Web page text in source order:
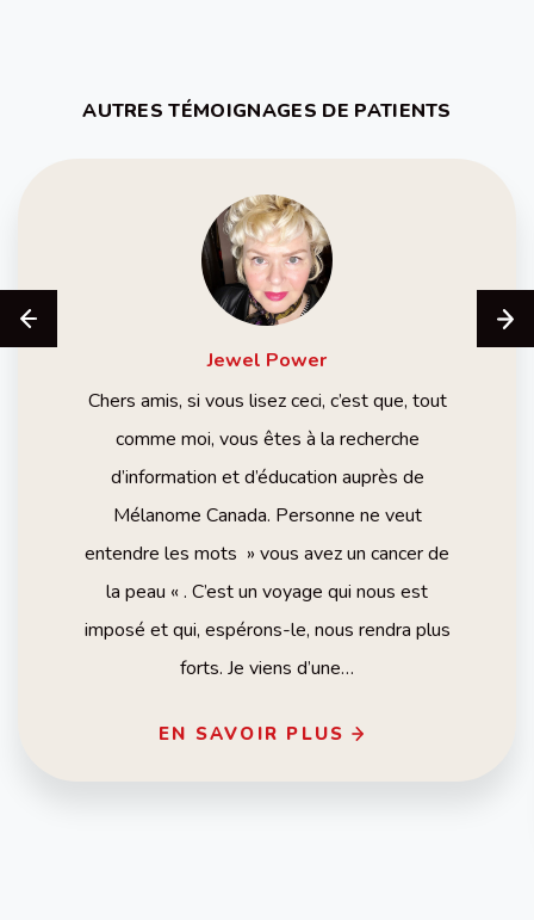
AUTRES TÉMOIGNAGES DE PATIENTS
Jewel Power
Chers amis, si vous lisez ceci, c’est que, tout
comme moi, vous êtes à la recherche
d’information et d’éducation auprès de
Mélanome Canada. Personne ne veut
entendre les mots » vous avez un cancer de
la peau « . C’est un voyage qui nous est
imposé et qui, espérons-le, nous rendra plus
forts. Je viens d’une…
EN SAVOIR PLUS